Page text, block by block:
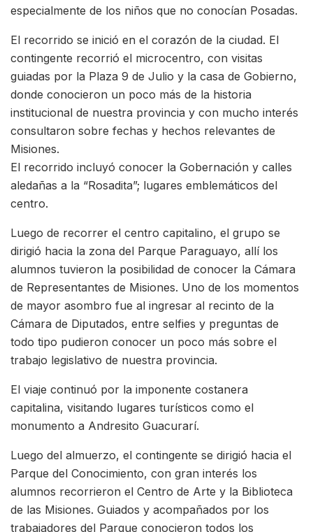
especialmente de los niños que no conocían Posadas.
El recorrido se inició en el corazón de la ciudad. El
contingente recorrió el microcentro, con visitas
guiadas por la Plaza 9 de Julio y la casa de Gobierno,
donde conocieron un poco más de la historia
institucional de nuestra provincia y con mucho interés
consultaron sobre fechas y hechos relevantes de
Misiones.
El recorrido incluyó conocer la Gobernación y calles
aledañas a la “Rosadita”; lugares emblemáticos del
centro.
Luego de recorrer el centro capitalino, el grupo se
dirigió hacia la zona del Parque Paraguayo, allí los
alumnos tuvieron la posibilidad de conocer la Cámara
de Representantes de Misiones. Uno de los momentos
de mayor asombro fue al ingresar al recinto de la
Cámara de Diputados, entre selfies y preguntas de
todo tipo pudieron conocer un poco más sobre el
trabajo legislativo de nuestra provincia.
El viaje continuó por la imponente costanera
capitalina, visitando lugares turísticos como el
monumento a Andresito Guacurarí.
Luego del almuerzo, el contingente se dirigió hacia el
Parque del Conocimiento, con gran interés los
alumnos recorrieron el Centro de Arte y la Biblioteca
de las Misiones. Guiados y acompañados por los
trabajadores del Parque conocieron todos los